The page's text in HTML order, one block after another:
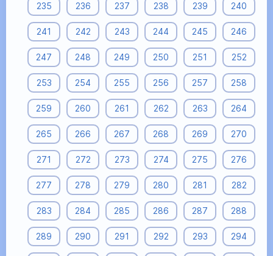
235 236 237 238 239 240
241 242 243 244 245 246
247 248 249 250 251 252
253 254 255 256 257 258
259 260 261 262 263 264
265 266 267 268 269 270
271 272 273 274 275 276
277 278 279 280 281 282
283 284 285 286 287 288
289 290 291 292 293 294